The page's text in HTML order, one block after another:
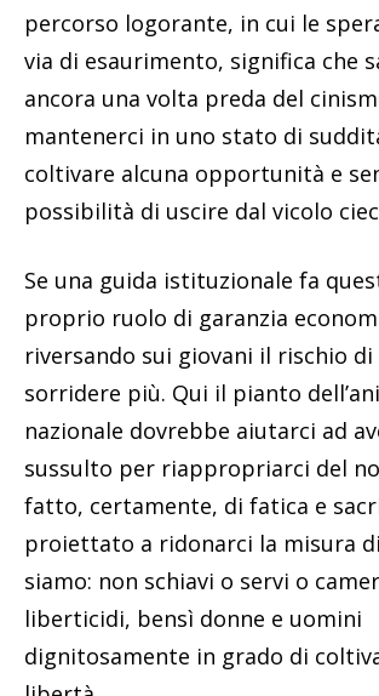
percorso logorante, in cui le
via di esaurimento, significa che
ancora una volta preda del
mantenerci in uno stato di
coltivare alcuna opportunità e
possibilità di uscire dal vicolo
Se una guida istituzionale fa
proprio ruolo di garanzia
riversando sui giovani il rischio di
sorridere più. Qui il pianto
nazionale dovrebbe aiutarci ad
sussulto per riappropriarci del
fatto, certamente, di fatica e
proiettato a ridonarci la misura
siamo: non schiavi o servi o
liberticidi, bensì donne e uomini
dignitosamente in grado di